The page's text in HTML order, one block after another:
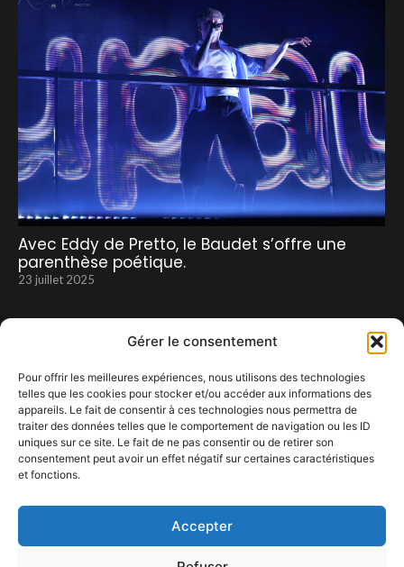
Gérer le consentement
Pour offrir les meilleures expériences, nous utilisons des technologies
telles que les cookies pour stocker et/ou accéder aux informations des
appareils. Le fait de consentir à ces technologies nous permettra de
traiter des données telles que le comportement de navigation ou les ID
uniques sur ce site. Le fait de ne pas consentir ou de retirer son
consentement peut avoir un effet négatif sur certaines caractéristiques
et fonctions.
Accepter
Avec Eddy de Pretto, le Baudet s’offre une
parenthèse poétique.
23 juillet 2025
Cabaret Vert (du 15 au 18 août): nouvel
7 juillet 2024